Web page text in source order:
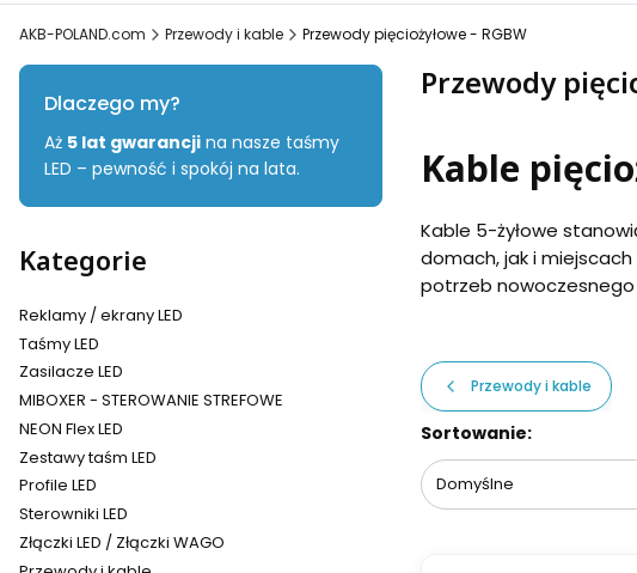
AKB-POLAND.com Przewody i kable Przewody pięciożyłowe - RGBW
Dlaczego my?
Aż 5 lat gwarancji na nasze taśmy
LED – pewność i spokój na lata.
Kategorie
Reklamy / ekrany LED
Taśmy LED
Zasilacze LED
MIBOXER - STEROWANIE STREFOWE
NEON Flex LED
Zestawy taśm LED
Profile LED
Sterowniki LED
Złączki LED / Złączki WAGO
Przewody
Kable
Kable 5-żyłowe
domach, jak i
potrzeb nowoczesnego
Przewody i kable
Lista produktów
Sortowanie:
Domyślne